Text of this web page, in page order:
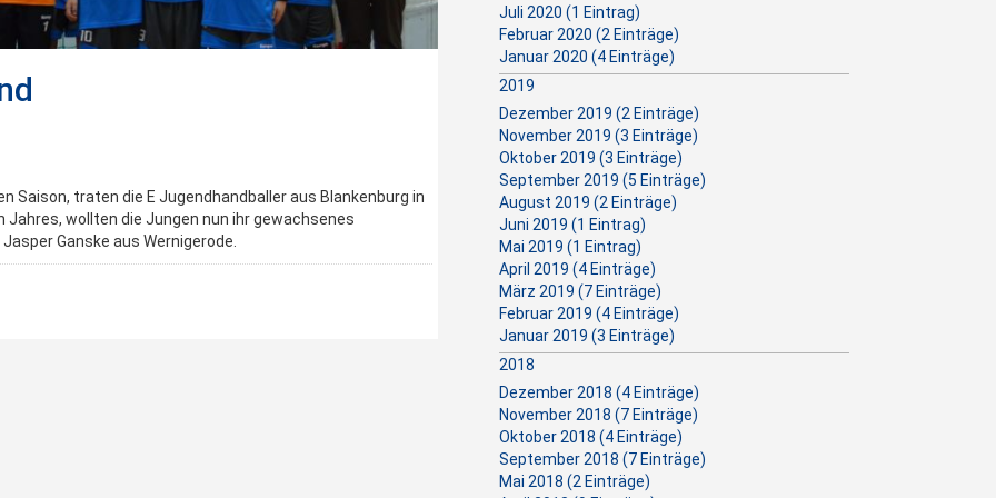
Saison, traten die E Jugendhandballer aus Blankenburg in
wollten die Jungen nun ihr gewachsenes
Ganske aus Wernigerode.
Juli 2020 (1 Eintrag)
Februar 2020 (2 Einträge)
Januar 2020 (4 Einträge)
2019
Dezember 2019 (2 Einträge)
November 2019 (3 Einträge)
Oktober 2019 (3 Einträge)
September 2019 (5 Einträge)
August 2019 (2 Einträge)
Juni 2019 (1 Eintrag)
Mai 2019 (1 Eintrag)
April 2019 (4 Einträge)
März 2019 (7 Einträge)
Februar 2019 (4 Einträge)
Januar 2019 (3 Einträge)
2018
Dezember 2018 (4 Einträge)
November 2018 (7 Einträge)
Oktober 2018 (4 Einträge)
September 2018 (7 Einträge)
Mai 2018 (2 Einträge)